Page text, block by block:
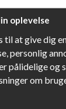
spændende
oplevelse
til at give dig
personlig
pålidelige og
om